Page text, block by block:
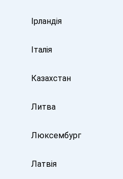
Ірландія
Італія
Казахстан
Литва
Люксембург
Латвія